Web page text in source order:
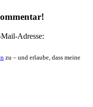
Adresse:
zu – und erlaube, dass meine